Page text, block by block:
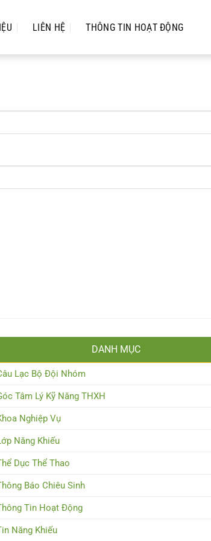
LIÊN HỆ THÔNG TIN HOẠT ĐỘNG
DANH MỤC
Lạc Bộ Đội Nhóm
Tâm Lý Kỹ Năng THXH
Nghiệp Vụ
Năng Khiếu
Dục Thể Thao
Báo Chiêu Sinh
Tin Hoạt Động
Năng Khiếu